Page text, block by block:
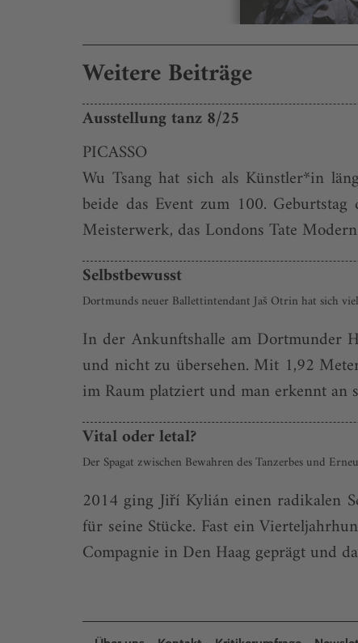
Weitere Beiträge
Ausstellung tanz 8/25
PICASSO
Wu Tsang hat sich als Künstler*in
beide das Event zum 100.
Meisterwerk, das Londons Tate
Selbstbewusst
Dortmunds neuer Ballettintendant Jaš Otrin hat sich
In der Ankunftshalle am Dortmunder
und nicht zu übersehen. Mit 1,92
im Raum platziert und man erkennt an
Vital oder letal?
Der Spagat zwischen Bewahren des Tanzerbes und
2014 ging Jiří Kylián einen radikalen
für seine Stücke. Fast ein
Compagnie in Den Haag geprägt und